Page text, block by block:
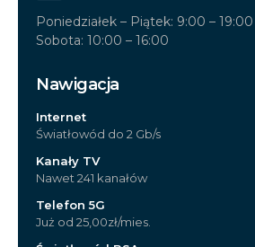
Poniedziałek – Piątek: 9:00 – 19:00
Sobota: 10:00 – 16:00
Nawigacja
Internet
Światłowód do 2 Gb/s
Kanały TV
Nawet 241 kanałów
Telefon 5G
Już od 25,00zł/mies.